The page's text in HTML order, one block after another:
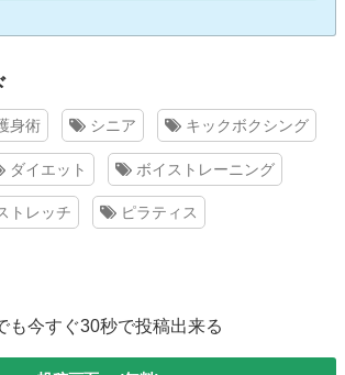
身術 シニア キックボクシング
ダイエット ボイストレーニング
トレッチ ピラティス
も今すぐ30秒で投稿出来る